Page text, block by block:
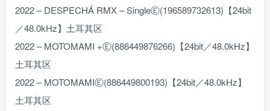
2022 – DESPECHÁ RMX – SingleⒺ(196589732613)【24bit
／48.0kHz】土耳其区
2022 – MOTOMAMI +Ⓔ(886449876266)【24bit／48.0kHz】
土耳其区
2022 – MOTOMAMIⒺ(886449800193)【24bit／48.0kHz】
土耳其区